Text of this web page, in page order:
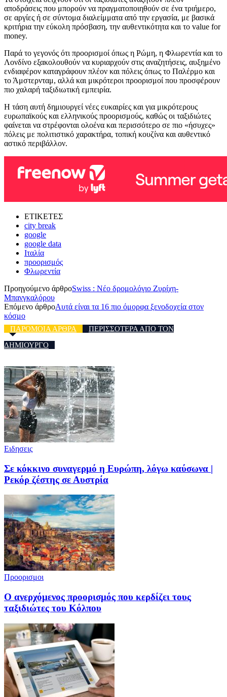
αποδράσεις που μπορούν να πραγματοποιηθούν σε ένα τριήμερο,
σε αργίες ή σε σύντομα διαλείμματα από την εργασία, με βασικά
κριτήρια την εύκολη πρόσβαση, την αυθεντικότητα και το value for
money.
Παρά το γεγονός ότι προορισμοί όπως η Ρώμη, η Φλωρεντία και το
Λονδίνο εξακολουθούν να κυριαρχούν στις αναζητήσεις, αυξημένο
ενδιαφέρον καταγράφουν πλέον και πόλεις όπως το Παλέρμο και
το Άμστερνταμ, αλλά και μικρότεροι προορισμοί που προσφέρουν
πιο χαλαρή ταξιδιωτική εμπειρία.
Η τάση αυτή δημιουργεί νέες ευκαιρίες και για μικρότερους
ευρωπαϊκούς και ελληνικούς προορισμούς, καθώς οι ταξιδιώτες
φαίνεται να στρέφονται ολοένα και περισσότερο σε πιο «ήσυχες»
πόλεις με πολιτιστικό χαρακτήρα, τοπική κουζίνα και αυθεντικό
αστικό περιβάλλον.
ΕΤΙΚΕΤΕΣ
city break
google
google data
Ιταλία
προορισμός
Φλωρεντία
Προηγούμενο άρθροSwiss : Νέο δρομολόγιο Ζυρίχη-
Μπανγκαλόρου
Επόμενο άρθροΑυτά είναι τα 16 πιο όμορφα ξενοδοχεία στον
κόσμο
ΠΑΡΟΜΟΙΑ ΑΡΘΡΑ
ΠΕΡΙΣΣΟΤΕΡΑ ΑΠΟ ΤΟΝ
ΔΗΜΙΟΥΡΓΟ
Ειδησεις
Σε κόκκινο συναγερμό η Ευρώπη, λόγω καύσωνα |
Ρεκόρ ζέστης σε Αυστρία
Προορισμοι
Ο ανερχόμενος προορισμός που κερδίζει τους
ταξιδιώτες του Κόλπου